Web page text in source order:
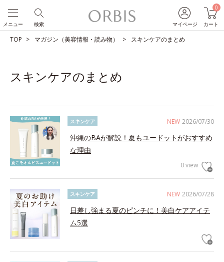
マイページ
0
カート
検索
メニュー
TOP マガジン（美容情報・読み物） スキンケアのまとめ
スキンケアのまとめ
NEW 2026/07/30
スキンケア
沖縄のBAが解説！夏もユードットがおすすめ
な理由
0 view
NEW 2026/07/28
スキンケア
日差し強まる夏のピンチに！美白ケアアイテ
ム5選